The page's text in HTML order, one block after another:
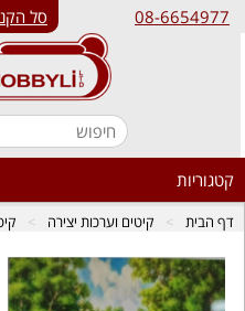
סל 08-6654977
קטגוריות
דף הבית קיטים וערכות יצירה